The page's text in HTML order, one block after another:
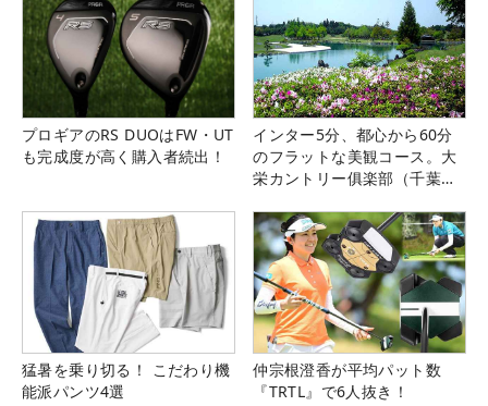
プロギアのRS DUOはFW・UT
も完成度が高く購入者続出！
インター5分、都心から60分
のフラットな美観コース。大
栄カントリー俱楽部（千葉
猛暑を乗り切る！ こだわり機
能派パンツ4選
仲宗根澄香が平均パット数
『TRTL』で6人抜き！